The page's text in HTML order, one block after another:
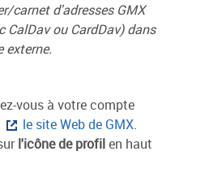
carnet d'adresses GMX
CalDav ou CardDav) dans
externe.
vous à votre compte
le site Web de GMX.
l'icône de profilen haut